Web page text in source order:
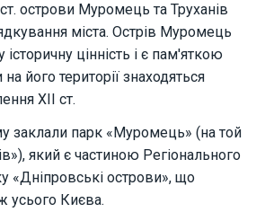
острови Муромець та Труханів
міста. Острів Муромець
цінність і є пам'яткою
на його території знаходяться
ХІІ ст.
заклали парк «Муромець» (на той
який є частиною Регіонального
«Дніпровські острови», що
усього Києва.